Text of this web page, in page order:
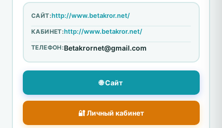
САЙТ:http://www.betakror.net/
КАБИНЕТ:http://www.betakror.net/
ТЕЛЕФОН:Betakrornet@gmail.com
🌐 Сайт
🔐 Личный кабинет